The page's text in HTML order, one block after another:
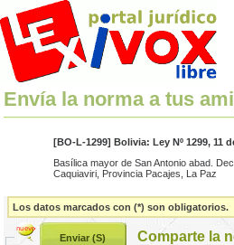
Envía la norma a tus
[BO-L-1299] Bolivia: Ley Nº 1299, 11
Basílica mayor de San Antonio abad.
Caquiaviri, Provincia Pacajes, La Paz
Los datos marcados con (*) son obligatorios.
Comparte la